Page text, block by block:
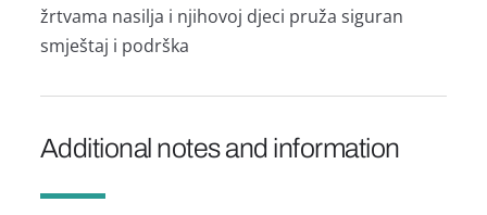
žrtvama nasilja i njihovoj djeci pruža siguran
smještaj i podrška
Additional notes and information